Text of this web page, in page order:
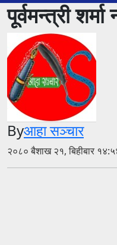
पूर्वमन्त्री
Byआहा सञ्चार
२०८० बैशाख २१, बिहीबार